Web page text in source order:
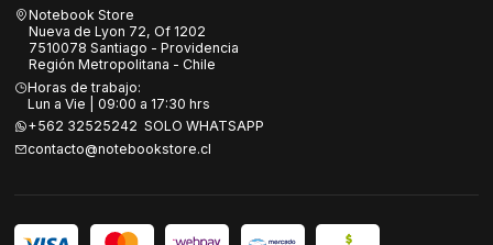
Notebook Store
Nueva de Lyon 72, Of 1202
7510078 Santiago - Providencia
Región Metropolitana - Chile
Horas de trabajo:
Lun a Vie | 09:00 a 17:30 hrs
+562 32525242 SOLO WHATSAPP
contacto@notebookstore.cl